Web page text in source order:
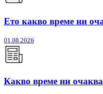
Ето какво време ни
01.08.2026
Какво време ни